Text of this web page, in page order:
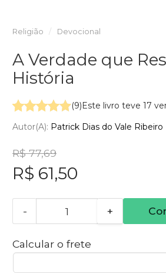
Religião Devocional
A Verdade que
História
(9)Este livro teve 17
Autor(a): Patrick Dias do Vale Ribeiro
R$ 77,69
R$ 61,50
- +
Calcular o frete